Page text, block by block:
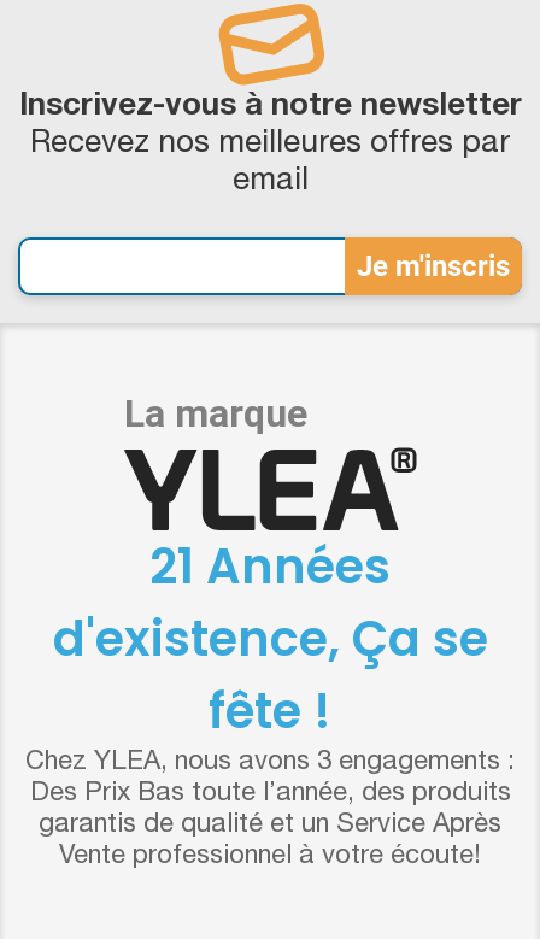
Inscrivez-vous à notre newsletter
Recevez nos meilleures offres par
email
21 Années
d'existence, Ça se
fête !
Chez YLEA, nous avons 3 engagements :
Des Prix Bas toute l’année, des produits
garantis de qualité et un Service Après
Vente professionnel à votre écoute!